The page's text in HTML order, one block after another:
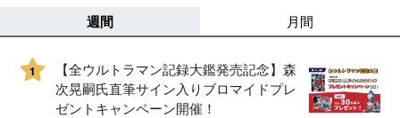
週間 月間
1
【全ウルトラマン記録大鑑発売記念】森
次晃嗣氏直筆サイン入りブロマイドプレ
ゼントキャンペーン開催！